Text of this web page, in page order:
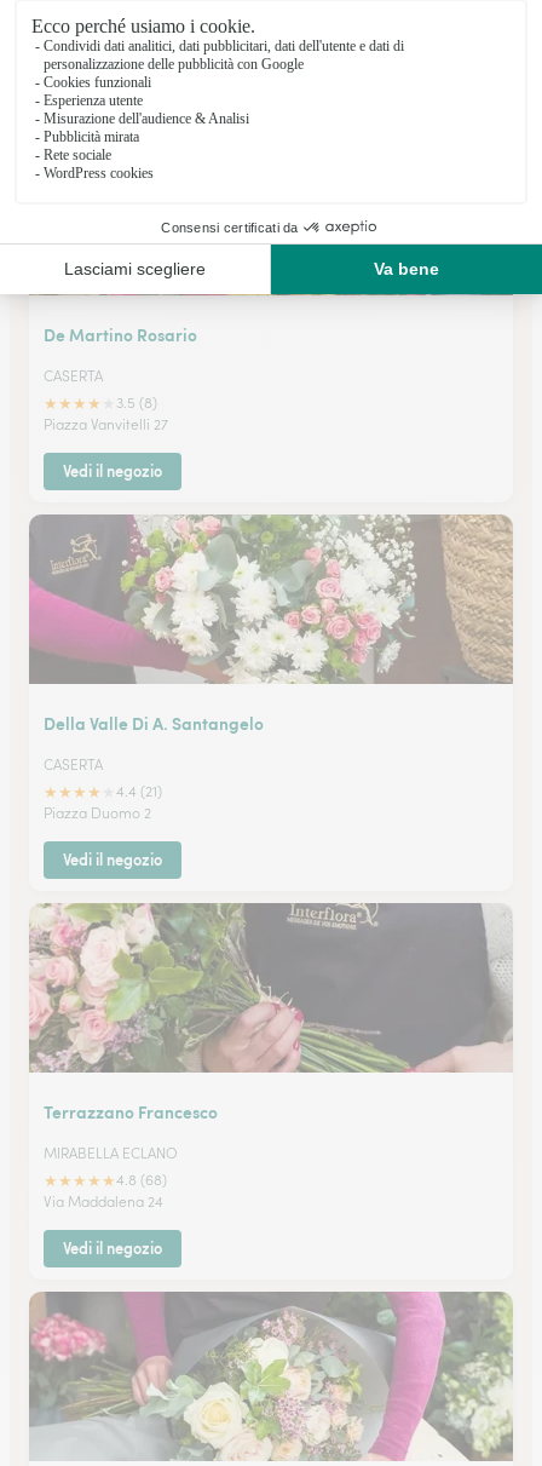
★ 4.8 (11)
Corso Garibaldi 17
Vedi il negozio
De Martino Rosario
CASERTA
★★★★
3.5 (8)
Piazza Vanvitelli 27
Vedi il negozio
Della Valle Di A. Santangelo
CASERTA
★★★★
4.4 (21)
Piazza Duomo 2
Vedi il negozio
Terrazzano Francesco
MIRABELLA ECLANO
★★★★★4.8 (68)
Via Maddalena 24
Vedi il negozio